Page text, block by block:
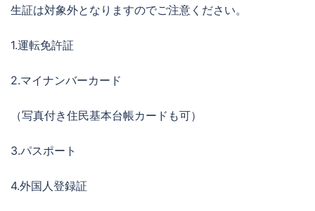
生証は対象外となりますのでご注意ください。
1.運転免許証
2.マイナンバーカード
（写真付き住民基本台帳カードも可）
3.パスポート
4.外国人登録証